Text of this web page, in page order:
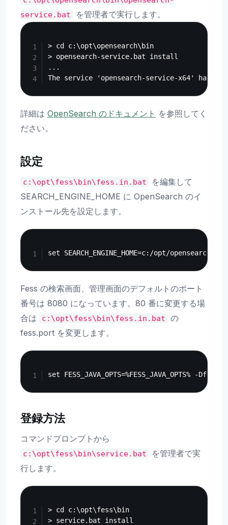
service.bat
を管理者で実行します。
> cd c:\opt\opensearch\bin
> opensearch-service.bat install
...
詳細は OpenSearch のドキュメント を参照してく
ださい。
設定
c:\opt\fess\bin\fess.in.bat
を編集して
SEARCH_ENGINE_HOME に OpenSearch のイ
ンストール先を設定します。
Fess の検索画面、管理画面のデフォルトのポート
番号は 8080 になっています。80 番に変更する場
合は
c:\opt\fess\bin\fess.in.bat
の
fess.port を変更します。
登録方法
コマンドプロンプトから
c:\opt\fess\bin\service.bat
を管理者で実
行します。
> cd c:\opt\fess\bin
> service.bat install